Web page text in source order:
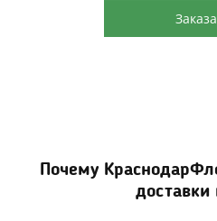
Почему
доставки